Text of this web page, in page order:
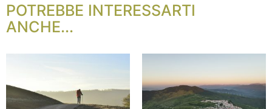
POTREBBE INTERESSARTI
ANCHE...